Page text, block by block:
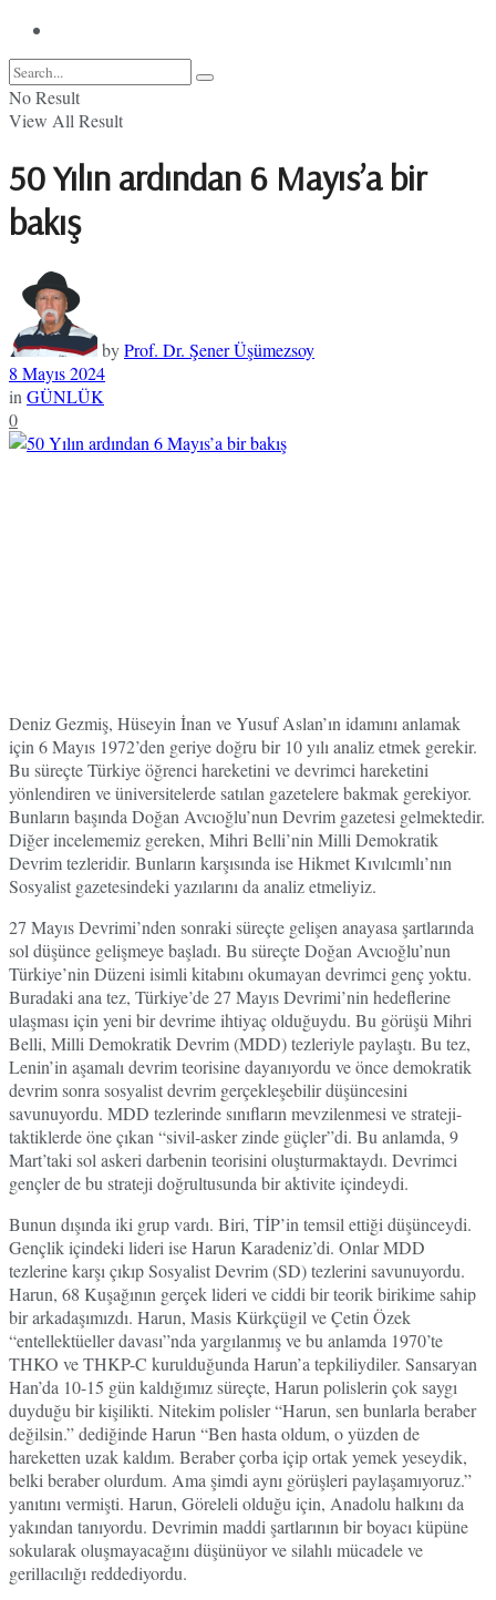
No Result
View All Result
50 Yılın ardından 6 Mayıs’a bir
bakış
byProf. Dr. Şener Üşümezsoy
8 Mayıs 2024
in GÜNLÜK
0
Deniz Gezmiş, Hüseyin İnan ve Yusuf Aslan’ın idamını anlamak
için 6 Mayıs 1972’den geriye doğru bir 10 yılı analiz etmek gerekir.
Bu süreçte Türkiye öğrenci hareketini ve devrimci hareketini
yönlendiren ve üniversitelerde satılan gazetelere bakmak gerekiyor.
Bunların başında Doğan Avcıoğlu’nun Devrim gazetesi gelmektedir.
Diğer incelememiz gereken, Mihri Belli’nin Milli Demokratik
Devrim tezleridir. Bunların karşısında ise Hikmet Kıvılcımlı’nın
Sosyalist gazetesindeki yazılarını da analiz etmeliyiz.
27 Mayıs Devrimi’nden sonraki süreçte gelişen anayasa şartlarında
sol düşünce gelişmeye başladı. Bu süreçte Doğan Avcıoğlu’nun
Türkiye’nin Düzeni isimli kitabını okumayan devrimci genç yoktu.
Buradaki ana tez, Türkiye’de 27 Mayıs Devrimi’nin hedeflerine
ulaşması için yeni bir devrime ihtiyaç olduğuydu. Bu görüşü Mihri
Belli, Milli Demokratik Devrim (MDD) tezleriyle paylaştı. Bu tez,
Lenin’in aşamalı devrim teorisine dayanıyordu ve önce demokratik
devrim sonra sosyalist devrim gerçekleşebilir düşüncesini
savunuyordu. MDD tezlerinde sınıfların mevzilenmesi ve strateji-
taktiklerde öne çıkan “sivil-asker zinde güçler”di. Bu anlamda, 9
Mart’taki sol askeri darbenin teorisini oluşturmaktaydı. Devrimci
gençler de bu strateji doğrultusunda bir aktivite içindeydi.
Bunun dışında iki grup vardı. Biri, TİP’in temsil ettiği düşünceydi.
Gençlik içindeki lideri ise Harun Karadeniz’di. Onlar MDD
tezlerine karşı çıkıp Sosyalist Devrim (SD) tezlerini savunuyordu.
Harun, 68 Kuşağının gerçek lideri ve ciddi bir teorik birikime sahip
bir arkadaşımızdı. Harun, Masis Kürkçügil ve Çetin Özek
“entellektüeller davası”nda yargılanmış ve bu anlamda 1970’te
THKO ve THKP-C kurulduğunda Harun’a tepkiliydiler. Sansaryan
Han’da 10-15 gün kaldığımız süreçte, Harun polislerin çok saygı
duyduğu bir kişilikti. Nitekim polisler “Harun, sen bunlarla beraber
değilsin.” dediğinde Harun “Ben hasta oldum, o yüzden de
hareketten uzak kaldım. Beraber çorba içip ortak yemek yeseydik,
belki beraber olurdum. Ama şimdi aynı görüşleri paylaşamıyoruz.”
yanıtını vermişti. Harun, Göreleli olduğu için, Anadolu halkını da
yakından tanıyordu. Devrimin maddi şartlarının bir boyacı küpüne
sokularak oluşmayacağını düşünüyor ve silahlı mücadele ve
gerillacılığı reddediyordu.